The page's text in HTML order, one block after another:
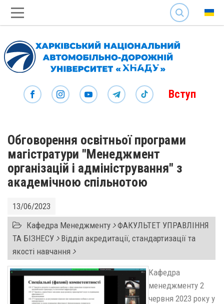
SEARCH
Вступ
Обговорення освітньої програми
магістратури "Менеджмент
організацій і адміністрування" з
академічною спільнотою
13/06/2023
Кафедра Менеджменту ФАКУЛЬТЕТ УПРАВЛІННЯ
ТА БІЗНЕСУ Відділ акредитації, стандартизації та
якості навчання
Кафедра
менеджменту 2
червня 2023 року у